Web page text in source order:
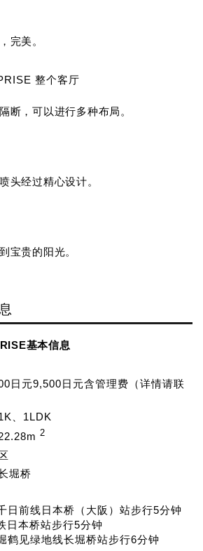
完美。
断，可以进行多种布局。
头经过精心设计。
宝贵的阳光。
基本信息
日元9,500日元含管理费（详情请联
、1LDK
2
堀桥
日前线日本桥（大阪）站步行5分钟
日本桥站步行5分钟
鹤见绿地线长堀桥站步行6分钟